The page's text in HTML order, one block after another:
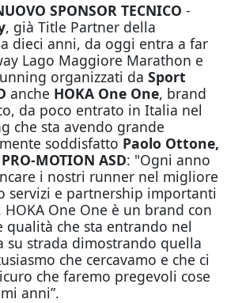
SPONSOR TECNICO -
, già Title Partner della
dieci anni, da oggi entra a far
Lago Maggiore Marathon e
organizzati da Sport
anche HOKA One One, brand
da poco entrato in Italia nel
che sta avendo grande
soddisfatto Paolo Ottone,
MOTION ASD: "Ogni anno
i nostri runner nel migliore
servizi e partnership importanti
One One è un brand con
che sta entrando nel
su strada dimostrando quella
che cercavamo e che ci
che faremo pregevoli cose
anni”.